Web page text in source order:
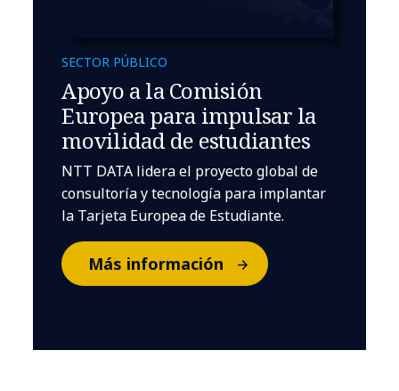
SECTOR PÚBLICO
Apoyo a la Comisión
Europea para impulsar la
movilidad de estudiantes
NTT DATA lidera el proyecto global de
consultoría y tecnología para implantar
la Tarjeta Europea de Estudiante.
Más información